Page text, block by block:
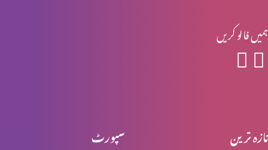
ہمیں فالو کریں
سپورٹ تازہ ترین